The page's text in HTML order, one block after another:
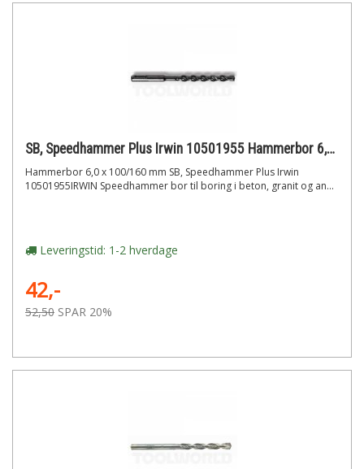
SB, Speedhammer Plus Irwin 10501955 Hammerbor 6,0 x 100/160 mm
Hammerbor 6,0 x 100/160 mm SB, Speedhammer Plus Irwin
10501955IRWIN Speedhammer bor til boring i beton, granit og an...
Leveringstid: 1-2 hverdage
42,-
52,50 SPAR 20%